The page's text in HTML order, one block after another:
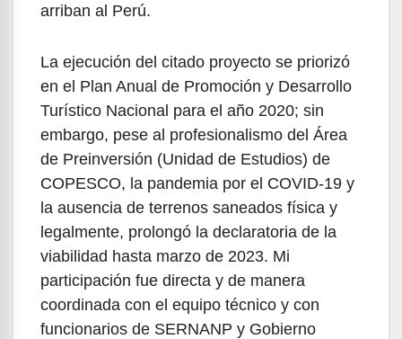
arriban al Perú.
La ejecución del citado proyecto se priorizó
en el Plan Anual de Promoción y Desarrollo
Turístico Nacional para el año 2020; sin
embargo, pese al profesionalismo del Área
de Preinversión (Unidad de Estudios) de
COPESCO, la pandemia por el COVID-19 y
la ausencia de terrenos saneados física y
legalmente, prolongó la declaratoria de la
viabilidad hasta marzo de 2023. Mi
participación fue directa y de manera
coordinada con el equipo técnico y con
funcionarios de SERNANP y Gobierno